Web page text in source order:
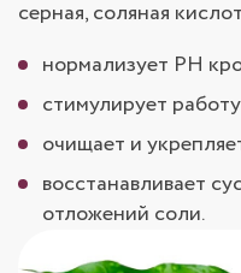
серная, соляная
нормализует PH
стимулирует
очищает и
восстанавливает
отложений соли.